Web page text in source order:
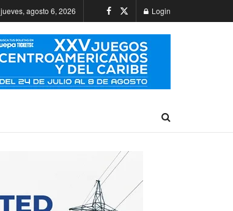
jueves, agosto 6, 2026 Login